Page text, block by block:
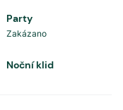
Party
Zakázano
Noční klid